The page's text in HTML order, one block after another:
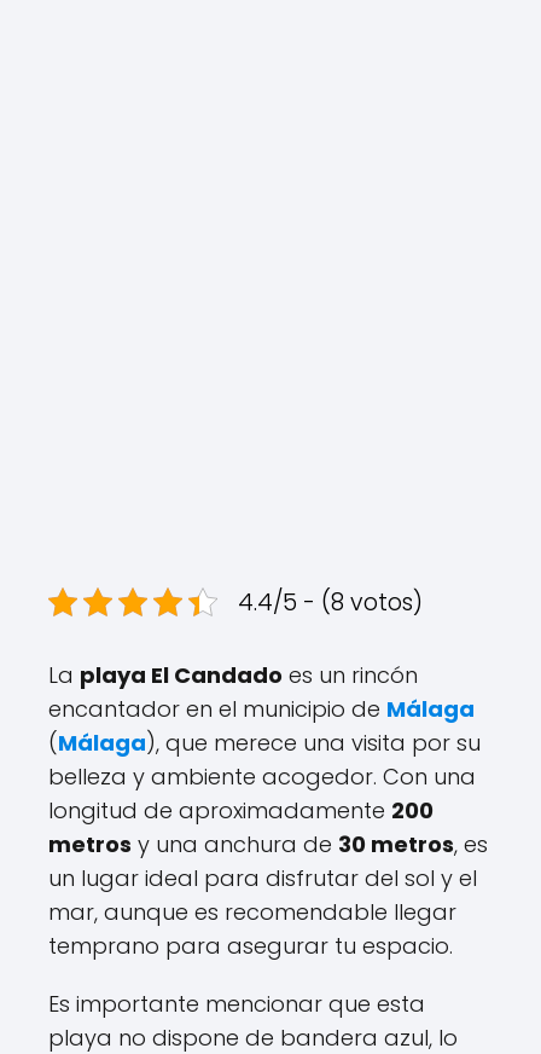
4.4/5 - (8 votos)
La playa El Candado es un rincón
encantador en el municipio de Málaga
(Málaga), que merece una visita por su
belleza y ambiente acogedor. Con una
longitud de aproximadamente 200
metros y una anchura de 30 metros, es
un lugar ideal para disfrutar del sol y el
mar, aunque es recomendable llegar
temprano para asegurar tu espacio.
Es importante mencionar que esta
playa no dispone de bandera azul, lo